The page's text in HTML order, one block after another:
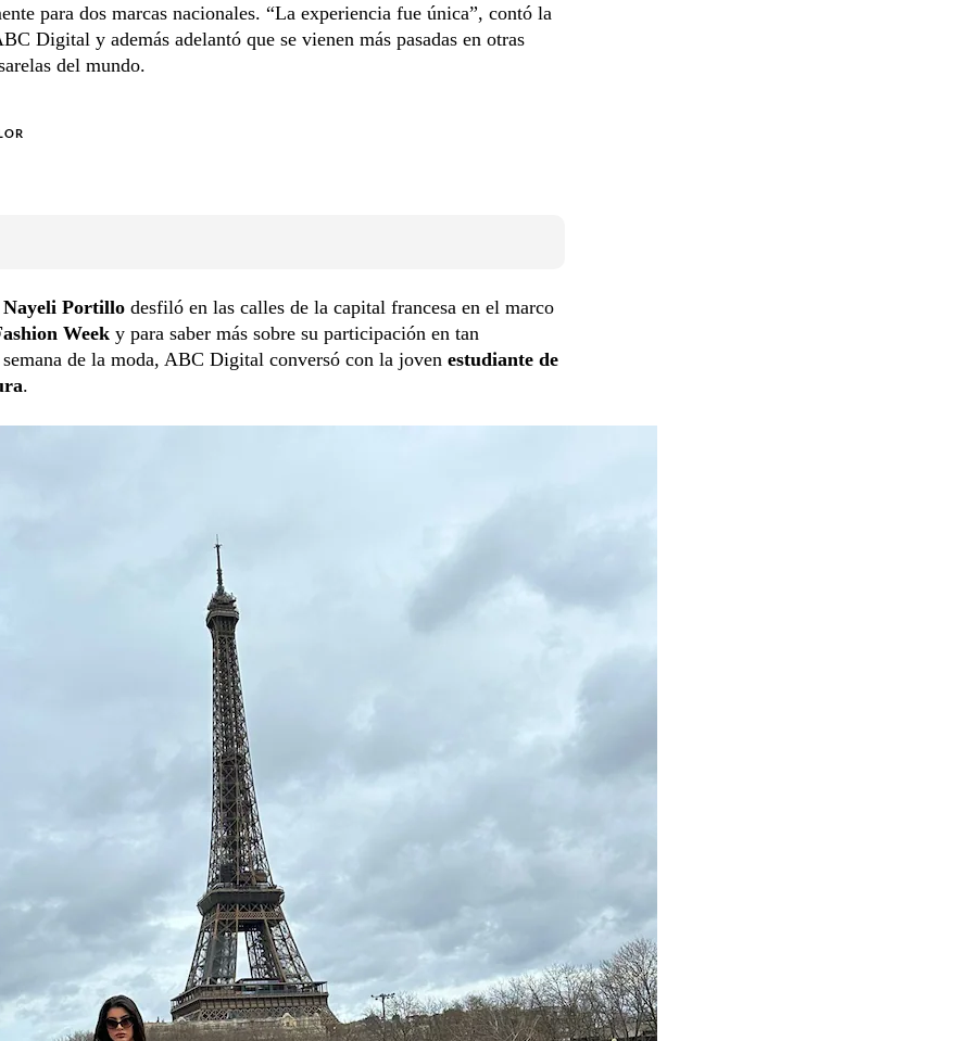
para dos marcas nacionales. “La experiencia fue única”, contó la
Digital y además adelantó que se vienen más pasadas en otras
del mundo.
Nayeli Portillo desfiló en las calles de la capital francesa en el marco
Week y para saber más sobre su participación en tan
de la moda, ABC Digital conversó con la joven estudiante de
.